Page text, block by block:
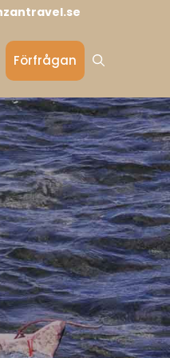
Förfrågan